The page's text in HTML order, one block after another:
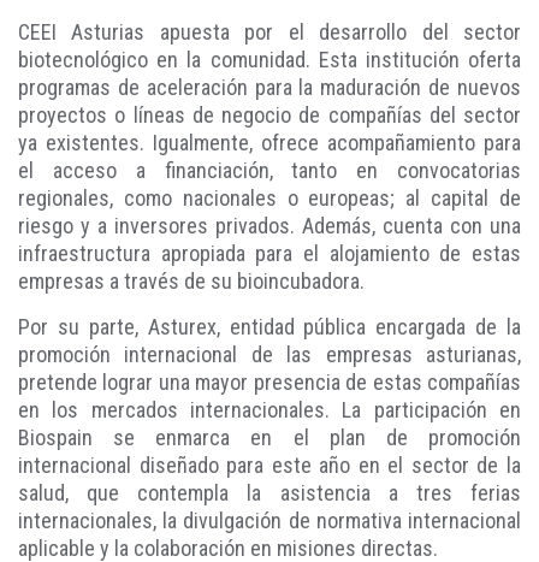
CEEI Asturias apuesta por el desarrollo del sector
biotecnológico en la comunidad. Esta institución oferta
programas de aceleración para la maduración de nuevos
proyectos o líneas de negocio de compañías del sector
ya existentes. Igualmente, ofrece acompañamiento para
el acceso a financiación, tanto en convocatorias
regionales, como nacionales o europeas; al capital de
riesgo y a inversores privados. Además, cuenta con una
infraestructura apropiada para el alojamiento de estas
empresas a través de su bioincubadora.
Por su parte, Asturex, entidad pública encargada de la
promoción internacional de las empresas asturianas,
pretende lograr una mayor presencia de estas compañías
en los mercados internacionales. La participación en
Biospain se enmarca en el plan de promoción
internacional diseñado para este año en el sector de la
salud, que contempla la asistencia a tres ferias
internacionales, la divulgación de normativa internacional
aplicable y la colaboración en misiones directas.